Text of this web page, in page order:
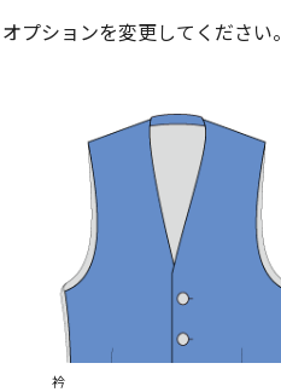
プションを変更してください。
衿